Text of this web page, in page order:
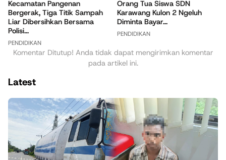
Kecamatan Pangenan
Bergerak, Tiga Titik Sampah
Liar Dibersihkan Bersama
Polisi...
PENDIDIKAN
Orang Tua Siswa SDN
Karawang Kulon 2 Ngeluh
Diminta Bayar...
PENDIDIKAN
Komentar Ditutup! Anda tidak dapat mengirimkan komentar
pada artikel ini.
Latest